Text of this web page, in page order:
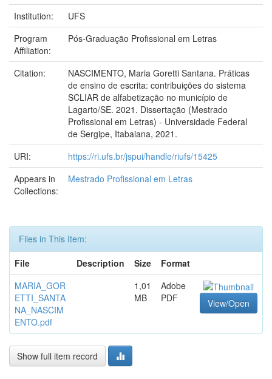
Institution:
UFS
Program
Affiliation:
Pós-Graduação Profissional em Letras
Citation:
NASCIMENTO, Maria Goretti Santana. Práticas
de ensino de escrita: contribuições do sistema
SCLIAR de alfabetização no município de
Lagarto/SE. 2021. Dissertação (Mestrado
Profissional em Letras) - Universidade Federal
de Sergipe, Itabaiana, 2021.
URI:
https://ri.ufs.br/jspui/handle/riufs/15425
Appears in
Collections:
Mestrado Profissional em Letras
Files in This Item:
File
Description Size
Format
MARIA_GOR
ETTI_SANTA
NA_NASCIM
ENTO.pdf
1,01
MB
Adobe
PDF
View/Open
Show full item record